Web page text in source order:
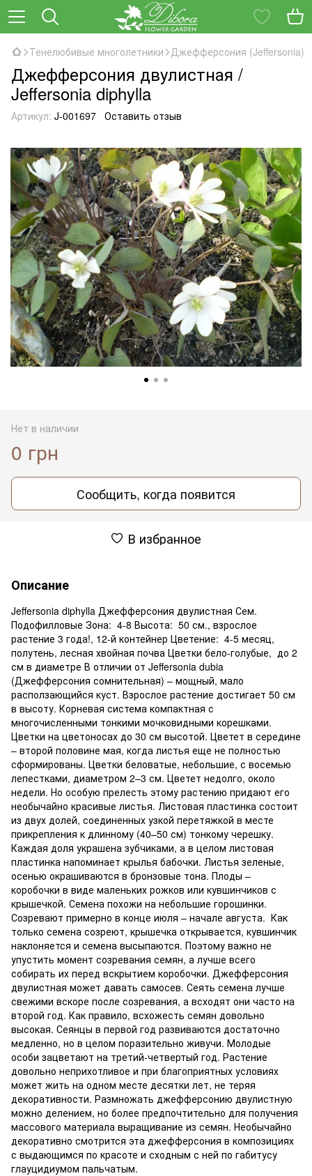
Тенелюбивые многолетники Джефферсония (Jeffersonia)
Джефферсония двулистная /
Jeffersonia diphylla
Артикул: J-001697 Оставить отзыв
Нет в наличии
0 грн
Сообщить, когда появится
В избранное
Описание
Jeffersonia diphylla Джефферсония двулистная Сем.
Подофилловые Зона: 4-8 Высота: 50 см., взрослое
растение 3 года!, 12-й контейнер Цветение: 4-5 месяц,
полутень, лесная хвойная почва Цветки бело-голубые, до 2
см в диаметре В отличии от Jeffersonia dubia
(Джефферсония сомнительная) – мощный, мало
расползающийся куст. Взрослое растение достигает 50 см
в высоту. Корневая система компактная с
многочисленными тонкими мочковидными корешками.
Цветки на цветоносах до 30 см высотой. Цветет в середине
– второй половине мая, когда листья еще не полностью
сформированы. Цветки беловатые, небольшие, с восемью
лепестками, диаметром 2–3 см. Цветет недолго, около
недели. Но особую прелесть этому растению придают его
необычайно красивые листья. Листовая пластинка состоит
из двух долей, соединенных узкой перетяжкой в месте
прикрепления к длинному (40–50 см) тонкому черешку.
Каждая доля украшена зубчиками, а в целом листовая
пластинка напоминает крылья бабочки. Листья зеленые,
осенью окрашиваются в бронзовые тона. Плоды –
коробочки в виде маленьких рожков или кувшинчиков с
крышечкой. Семена похожи на небольшие горошинки.
Созревают примерно в конце июля – начале августа. Как
только семена созреют, крышечка открывается, кувшинчик
наклоняется и семена высыпаются. Поэтому важно не
упустить момент созревания семян, а лучше всего
собирать их перед вскрытием коробочки. Джефферсония
двулистная может давать самосев. Сеять семена лучше
свежими вскоре после созревания, а всходят они часто на
второй год. Как правило, всхожесть семян довольно
высокая. Сеянцы в первой год развиваются достаточно
медленно, но в целом поразительно живучи. Молодые
особи зацветают на третий-четвертый год. Растение
довольно неприхотливое и при благоприятных условиях
может жить на одном месте десятки лет, не теряя
декоративности. Размножать джефферсонию двулистную
можно делением, но более предпочтительно для получения
массового материала выращивание из семян. Необычайно
декоративно смотрится эта джефферсония в композициях
с выдающимся по красоте и сходным с ней по габитусу
глауцидиумом пальчатым.